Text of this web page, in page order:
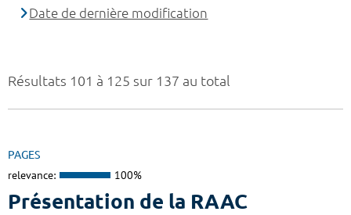
Résultats 101 à 125 sur 137 au total
PAGES
relevance: 100%
Présentation de la RAAC
Date de dernière modification